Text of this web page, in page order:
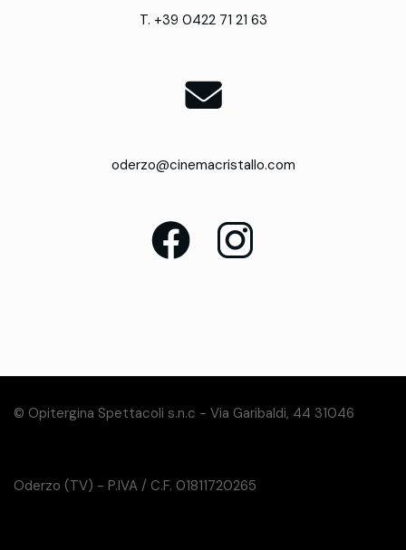
T. +39 0422 71 21 63
oderzo@cinemacristallo.com
© Opitergina Spettacoli s.n.c - Via Garibaldi, 44 31046
Oderzo (TV) - P.IVA / C.F. 01811720265